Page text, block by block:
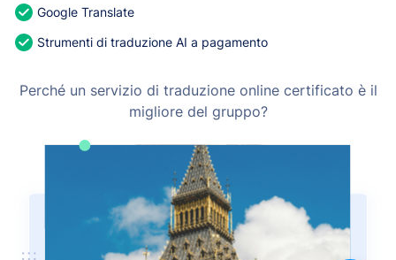
Google Translate
Strumenti di traduzione AI a pagamento
Perché un servizio di traduzione online certificato è il
migliore del gruppo?